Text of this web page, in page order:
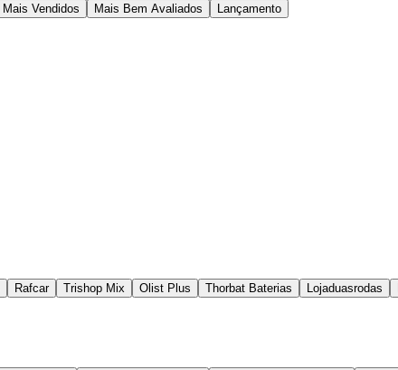
Mais Vendidos Mais Bem Avaliados Lançamento
Rafcar Trishop Mix Olist Plus Thorbat Baterias Lojaduasrodas